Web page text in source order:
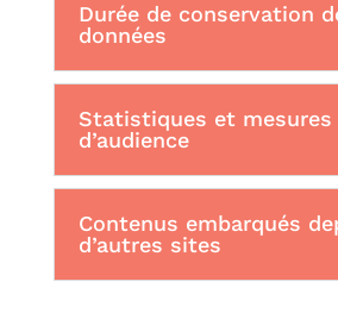
Durée de conservation
données
Statistiques et mesures
d’audience
Contenus embarqués
d’autres sites